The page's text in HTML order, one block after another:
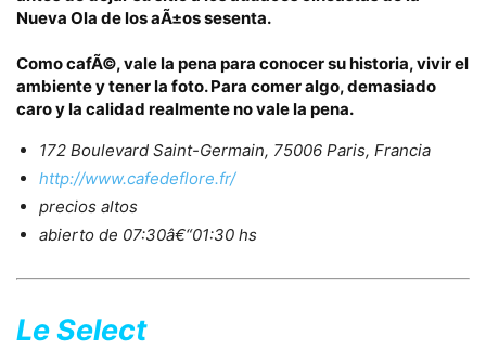
Nueva Ola de los aÃ±os sesenta.
Como cafÃ©, vale la pena para conocer su historia, vivir el
ambiente y tener la foto. Para comer algo,demasiado
caro y la calidad realmente no vale la pena.
172 Boulevard Saint-Germain, 75006 Paris, Francia
http://www.cafedeflore.fr/
precios altos
abierto de 07:30â€“01:30 hs
Le Select